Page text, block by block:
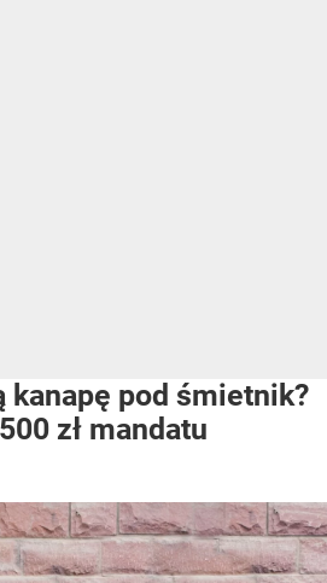
kanapę pod śmietnik?
zł mandatu